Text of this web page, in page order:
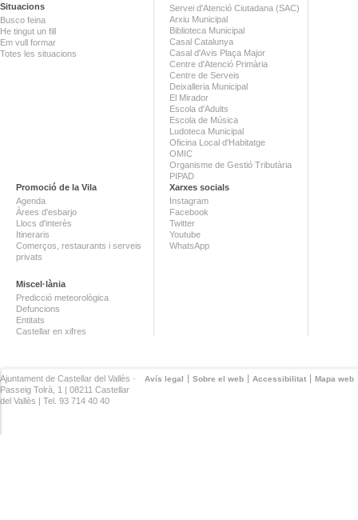
Situacions
Busco feina
He tingut un fill
Em vull formar
Totes les situacions
Servei d'Atenció Ciutadana (SAC)
Arxiu Municipal
Biblioteca Municipal
Casal Catalunya
Casal d'Avis Plaça Major
Centre d'Atenció Primària
Centre de Serveis
Deixalleria Municipal
El Mirador
Escola d'Adults
Escola de Música
Ludoteca Municipal
Oficina Local d'Habitatge
OMIC
Organisme de Gestió Tributària
PIPAD
Promoció de la Vila
Agenda
Àrees d'esbarjo
Llocs d'interès
Itineraris
Comerços, restaurants i serveis
privats
Miscel·lània
Predicció meteorològica
Defuncions
Entitats
Castellar en xifres
Xarxes socials
Instagram
Facebook
Twitter
Youtube
WhatsApp
Avís legal Sobre el web Accessibilitat Mapa web
Ajuntament de Castellar del Vallès ·
Passeig Tolrà, 1 | 08211 Castellar
del Vallès | Tel. 93 714 40 40